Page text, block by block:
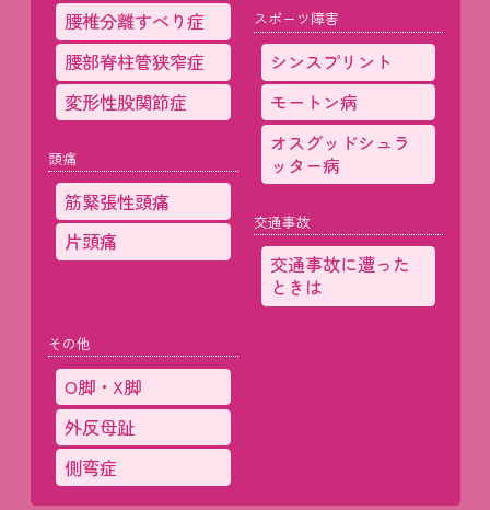
腰椎分離すべり症
腰部脊柱管狭窄症
変形性股関節症
頭痛
筋緊張性頭痛
片頭痛
スポーツ障害
シンスプリント
モートン病
オスグッドシュラ
ッター病
交通事故
交通事故に遭った
ときは
その他
O脚・X脚
外反母趾
側弯症